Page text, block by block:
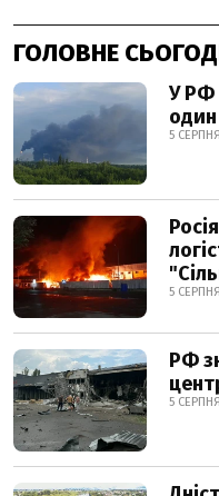
ГОЛОВНЕ
У РФ
5
5
РФ
5